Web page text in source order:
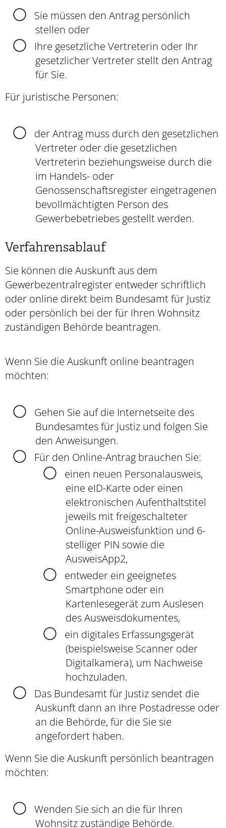
Sie müssen den Antrag persönlich
stellen oder
Ihre gesetzliche Vertreterin oder Ihr
gesetzlicher Vertreter stellt den Antrag
für Sie.
Für juristische Personen:
der Antrag muss durch den gesetzlichen
Vertreter oder die gesetzlichen
Vertreterin beziehungsweise durch die
im Handels- oder
Genossenschaftsregister eingetragenen
bevollmächtigten Person des
Gewerbebetriebes gestellt werden.
Verfahrensablauf
Sie können die Auskunft aus dem
Gewerbezentralregister entweder schriftlich
oder online direkt beim Bundesamt für Justiz
oder persönlich bei der für Ihren Wohnsitz
zuständigen Behörde beantragen.
Wenn Sie die Auskunft online beantragen
möchten:
Gehen Sie auf die Internetseite des
Bundesamtes für Justiz und folgen Sie
den Anweisungen.
Für den Online-Antrag brauchen Sie:
einen neuen Personalausweis,
eine eID-Karte oder einen
elektronischen Aufenthaltstitel
jeweils mit freigeschalteter
Online-Ausweisfunktion und 6-
stelliger PIN sowie die
AusweisApp2,
entweder ein geeignetes
Smartphone oder ein
Kartenlesegerät zum Auslesen
des Ausweisdokumentes,
ein digitales Erfassungsgerät
(beispielsweise Scanner oder
Digitalkamera), um Nachweise
hochzuladen.
Das Bundesamt für Justiz sendet die
Auskunft dann an Ihre Postadresse oder
an die Behörde, für die Sie sie
angefordert haben.
Wenn Sie die Auskunft persönlich beantragen
möchten:
Wenden Sie sich an die für Ihren
Wohnsitz zuständige Behörde.